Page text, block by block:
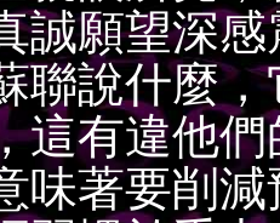
誠願望深
聯說什麼
這有違他
味著要削